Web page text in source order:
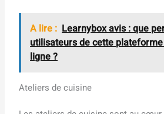
A lire : Learnybox avis : que
utilisateurs de cette
ligne ?
Ateliers de cuisine